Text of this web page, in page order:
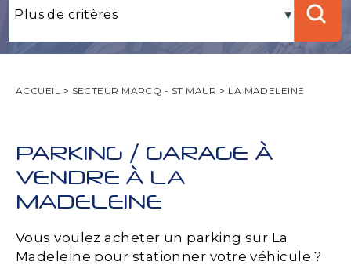
ACCUEIL > SECTEUR MARCQ - ST MAUR > LA MADELEINE
PARKING / GARAGE À
VENDRE À LA
MADELEINE
Vous voulez acheter un parking sur La
Madeleine pour stationner votre véhicule ?